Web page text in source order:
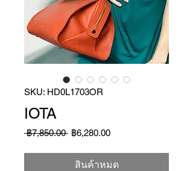
SKU: HD0L1703OR
IOTA
฿7,850.00 ราคา
฿6,280.00ราคา
ลด
สินค้าหมด